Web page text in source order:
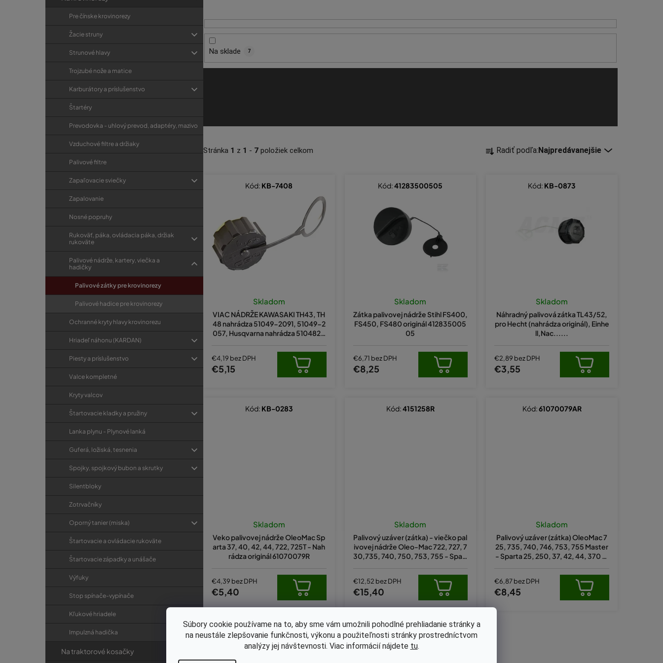
Súbory cookie používame na to, aby sme vám umožnili pohodlné prehliadanie stránky a
na neustále zlepšovanie funkčnosti, výkonu a použiteľnosti stránky prostredníctvom
analýzy jej návštevnosti. Viac informácií nájdete tu.
Pre čínske krovinorezy
Žacie struny
Strunové hlavy
Trojzubé nože a matice
Karburátory a príslušenstvo
Štartéry
Prevodovka - uhlový prevod, adaptéry, mazivo
Vzduchové filtre a držiaky
Palivové filtre
Zapaľovacie sviečky
Zapalovanie
Nosné popruhy
Rukoväť, páka, ovládacia páka, držiak
rukoväte
Palivové nádrže, kartery, viečka a
hadičky
Palivové zátky pre krovinorezy
Palivové hadice pre krovinorezy
Ochranné kryty hlavy krovinorezu
Hriadeľ náhonu (KARDAN)
Piesty a príslušenstvo
Valce kompletné
Kryty valcov
Štartovacie kladky a pružiny
Lanka plynu - Plynové lanká
Guferá, ložiská, tesnenia
Spojky, spojkový bubon a skrutky
Silentbloky
Zotrvačníky
Oporný tanier (miska)
Štartovacie a ovládacie rukoväte
Štartovacie západky a unášače
Výfuky
Stop spínače-vypínače
Kľukové hriadele
Impulzná hadička
Na traktorové kosačky
Stránka 1 z 1 - 7 položiek celkom
R
a Radiť podľa:Najpredávanejšie
Na sklade 7
s
p
o
d
o
VIAC NÁDRŽE KAWASAKI TH43, TH
48 nahrádza 51049-2091, 51049-2
057, Husqvarna nahrádza 5104820
Skladom
€4,19 bez DPH
€5,15
Kód: KB-7408
Zátka palivovej nádrže Stihl FS400,
FS450, FS480 originál 412835005
05
Skladom
€6,71 bez DPH
€8,25
Kód:41283500505
Náhradný palivová zátka TL43/52,
pro Hecht (nahrádza originál), Einhe
ll,Nac......
Skladom
€2,89 bez DPH
€3,55
Kód: KB-0873
Veko palivovej nádrže OleoMac Sp
arta 37, 40, 42, 44, 722, 725T - Nah
rádza originál 61070079R
Skladom
€4,39 bez DPH
€5,40
Kód: KB-0283
Palivový uzáver (zátka) - viečko pal
ivovej nádrže Oleo-Mac 722, 727, 7
30,735, 740, 750, 753, 755 - Spart
51258R
Skladom
€12,52 bez DPH
€15,40
Kód:4151258R
Palivový uzáver (zátka) OleoMac 7
25, 735, 740, 746, 753, 755 Master
- Sparta 25, 250, 37, 42, 44, 370 or
Skladom
€6,87 bez DPH
€8,45
Kód:61070079AR
Kód:178-012